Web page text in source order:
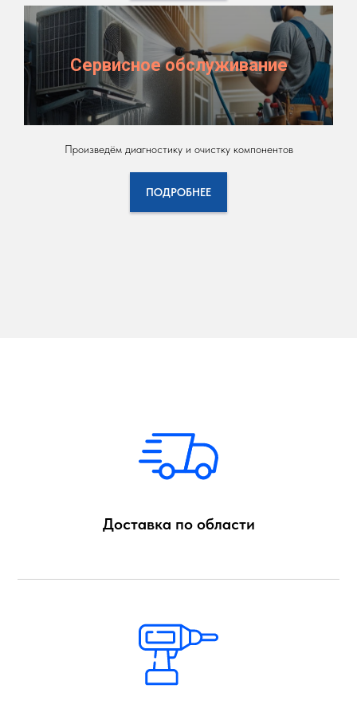
Сервисное обслуживание
Произведём диагностику и очистку компонентов
ПОДРОБНЕЕ
Доставка по области